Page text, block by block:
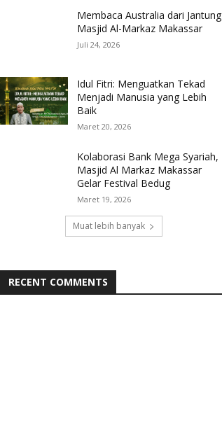
Membaca Australia dari Jantung
Masjid Al-Markaz Makassar
Juli 24, 2026
Idul Fitri: Menguatkan Tekad
Menjadi Manusia yang Lebih
Baik
Maret 20, 2026
Kolaborasi Bank Mega Syariah,
Masjid Al Markaz Makassar
Gelar Festival Bedug
Maret 19, 2026
Muat lebih banyak
RECENT COMMENTS